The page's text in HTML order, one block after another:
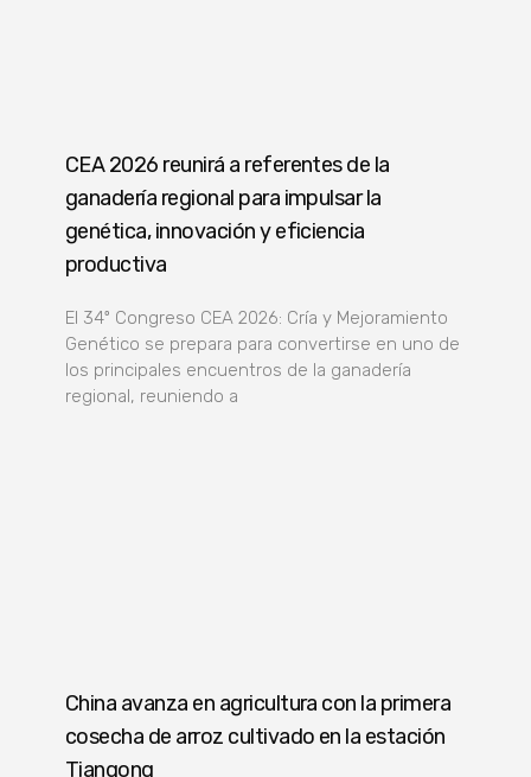
CEA 2026 reunirá a referentes de la
ganadería regional para impulsar la
genética, innovación y eficiencia
productiva
El 34º Congreso CEA 2026: Cría y Mejoramiento
Genético se prepara para convertirse en uno de
los principales encuentros de la ganadería
regional, reuniendo a
China avanza en agricultura con la primera
cosecha de arroz cultivado en la estación
Tiangong